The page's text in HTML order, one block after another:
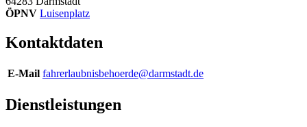
ÖPNV Luisenplatz
Kontaktdaten
E-Mail fahrerlaubnisbehoerde@darmstadt.de
Dienstleistungen